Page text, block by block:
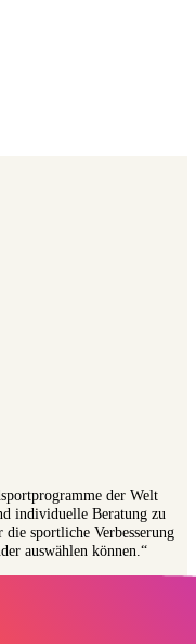
der Welt
individuelle Beratung zu
sportliche Verbesserung
auswählen können.“